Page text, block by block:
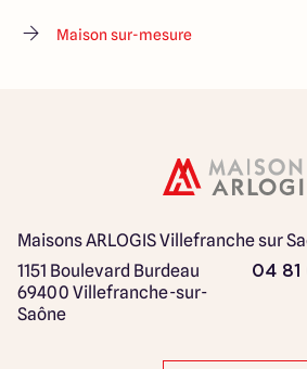
Maison sur-mesure
Maisons ARLOGIS Villefranche sur
1151 Boulevard Burdeau
69400 Villefranche-sur-
Saône
04 81